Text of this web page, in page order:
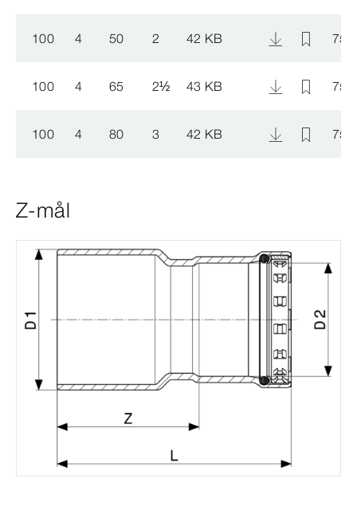
100 4 50 2 42 KB
100 4 65 2½ 43 KB
100 4 80 3 42 KB
Z-mål